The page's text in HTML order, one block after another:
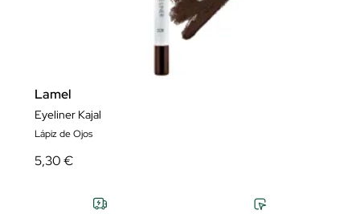
Lamel
Eyeliner Kajal
Lápiz de Ojos
5,30 €